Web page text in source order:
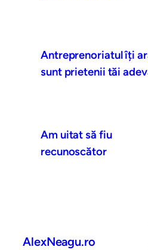
Antreprenoriatul îți
sunt prietenii tăi
Am uitat să fiu
recunoscător
AlexNeagu.ro